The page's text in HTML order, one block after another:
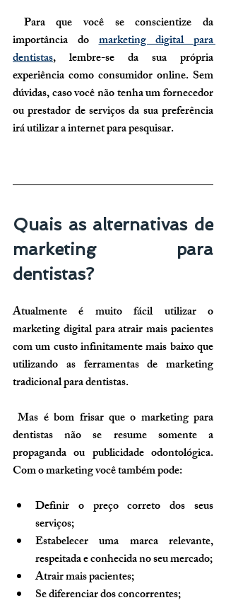
importância do marketing digital para
dentistas, lembre-se da sua própria
experiência como consumidor online. Sem
dúvidas, caso você não tenha um fornecedor
ou prestador de serviços da sua preferência
irá utilizar a internet para pesquisar.
Quais as alternativas de
marketing para
dentistas?
Atualmente é muito fácil utilizar o
marketing digital para atrair mais pacientes
com um custo infinitamente mais baixo que
utilizando as ferramentas de marketing
tradicional para dentistas.
Mas é bom frisar que o marketing para
dentistas não se resume somente a
propaganda ou publicidade odontológica.
Com o marketing você também pode:
Definir o preço correto dos seus
serviços;
Estabelecer uma marca relevante,
respeitada e conhecida no seu mercado;
Atrair mais pacientes;
Se diferenciar dos concorrentes;